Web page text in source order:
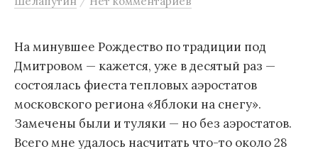
На минувшее Рождество по традиции под
Дмитровом — кажется, уже в десятый раз —
состоялась фиеста тепловых аэростатов
московского региона «Яблоки на снегу».
Замечены были и туляки — но без аэростатов.
Всего мне удалось насчитать что-то около 28